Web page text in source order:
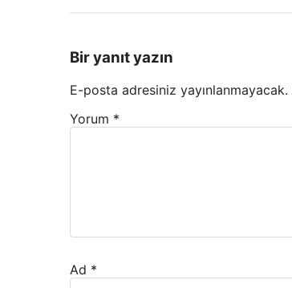
Bir yanıt yazın
E-posta adresiniz yayınlanmayacak.
Yorum *
Ad *